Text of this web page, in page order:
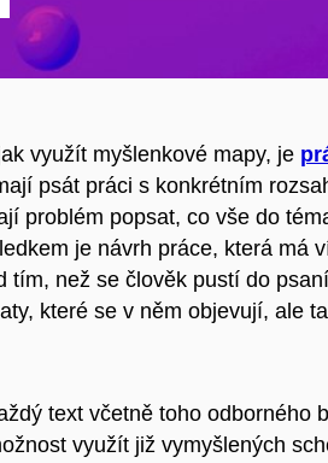
využít myšlenkové mapy, je
psát práci s konkrétním
problém popsat, co vše do
je návrh práce, která má
tím, než se člověk pustí do
které se v něm objevují, ale
text včetně toho odborného
využít již vymyšlených